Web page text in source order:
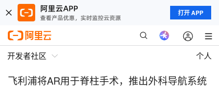
打开 APP
开发者社区 个人
飞利浦将AR用于脊柱手术，推出外科导航系统